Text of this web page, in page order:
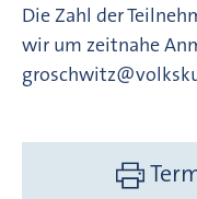
Die Zahl der
wir um zeitnahe